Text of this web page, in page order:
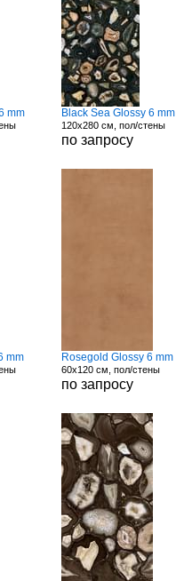
mm Black Sea Glossy 6 mm
120x280 см, пол/стены
по запросу
mm Rosegold Glossy 6 mm
60x120 см, пол/стены
по запросу